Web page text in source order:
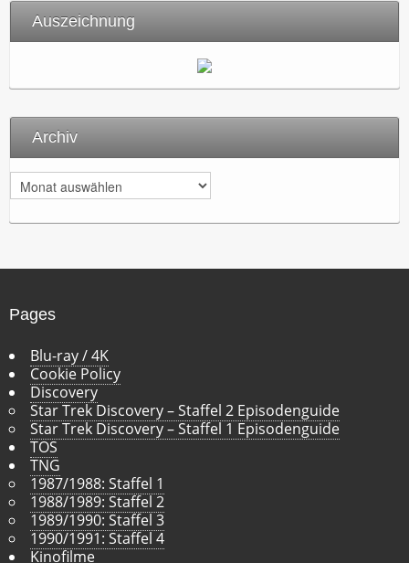
Auszeichnung
Archiv
r
v
Pages
Blu-ray / 4K
Cookie Policy
Discovery
Star Trek Discovery – Staffel 2 Episodenguide
Star Trek Discovery – Staffel 1 Episodenguide
TOS
TNG
1987/1988: Staffel 1
1988/1989: Staffel 2
1989/1990: Staffel 3
1990/1991: Staffel 4
Kinofilme